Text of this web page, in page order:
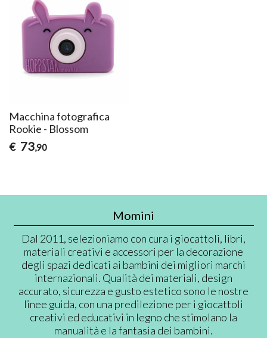
Macchina fotografica
Rookie - Blossom
€ 73,90
Momini
Dal 2011, selezioniamo con cura i giocattoli, libri,
materiali creativi e accessori per la decorazione
degli spazi dedicati ai bambini dei migliori marchi
internazionali. Qualità dei materiali, design
accurato, sicurezza e gusto estetico sono le nostre
linee guida, con una predilezione per i giocattoli
creativi ed educativi in legno che stimolano la
manualità e la fantasia dei bambini.